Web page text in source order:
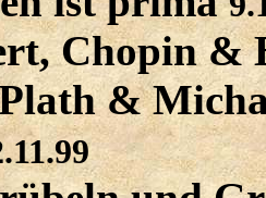
Chopin &
&